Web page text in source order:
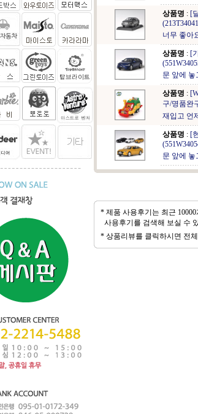
상품명 : [
너무 좋아
상품명 : [
문 앞에 놓
상품명 :
구/명품완
재입고 언
상품명 : [
문 앞에 놓
* 제품 사용후기는 최근
사용후기를 검색해 보실 수
* 상품리뷰를 클릭하시면 전